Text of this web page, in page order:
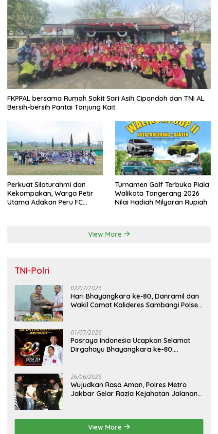
FKPPAL bersama Rumah Sakit Sari Asih Cipondoh dan TNI AL
Bersih-bersih Pantai Tanjung Kait
Perkuat Silaturahmi dan
Kekompakan, Warga Petir
Utama Adakan Peru FC
Turnamen Golf Terbuka Piala
Walikota Tangerang 2026
Nilai Hadiah Milyaran Rupiah
View More
TNI-Polri
02/07/2026
Hari Bhayangkara ke-80, Danramil dan
Wakil Camat Kalideres Sambangi Polsek
01/07/2026
Posraya Indonesia Ucapkan Selamat
Dirgahayu Bhayangkara ke-80:
26/06/2026
Wujudkan Rasa Aman, Polres Metro
Jakbar Gelar Razia Kejahatan Jalanan
View More